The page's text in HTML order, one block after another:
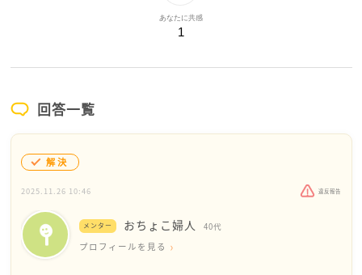
あなたに共感
1
回答一覧
解決
2025.11.26 10:46 違反報告
メンター おちょこ婦人 40代
プロフィールを見る